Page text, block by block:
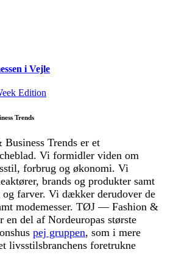
i Vejle
Edition
Trends
Trends er et
Vi formidler viden om
forbrug og økonomi. Vi
brands og produkter samt
og farver. Vi dækker derudover de
modemesser. TØJ — Fashion &
en del af Nordeuropas største
pej gruppen, som i mere
livsstilsbranchens foretrukne